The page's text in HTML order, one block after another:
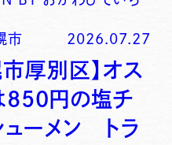
市 2026.07.27
市厚別区】オス
850円の塩チ
ューメン トラ